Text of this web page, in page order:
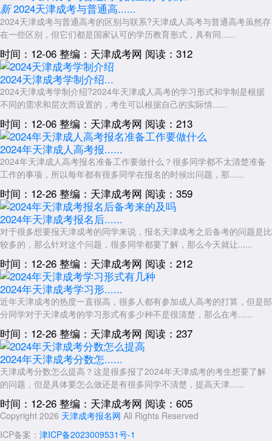
新 2024天津成考与普通高......
2024天津成考与普通高考的区别与联系?天津成人高考与普通高考虽然存
在一些区别，但它们都是国家认可的学历教育形式，具有同......
时间：12-06 整编：天津成考网 阅读：312
2024天津成考学制介绍...
2024天津成考学制介绍?2024年天津成人高考的学习形式和学制是根据
不同的需求和层次而设置的，考生可以根据自己的实际情......
时间：12-06 整编：天津成考网 阅读：213
2024年天津成人高考报......
2024年天津成人高考报名准备工作要做什么？很多同学都不太清楚准备
工作的事项，所以每年都有很多同学在报名的时候出问题，那......
时间：12-26 整编：天津成考网 阅读：359
2024年天津成考报名后......
对于很多想要报天津成考的同学来说，报名天津成考之后备考的问题是比
较多的，那么针对这个问题，很多同学都要了解，那么今天就让......
时间：12-26 整编：天津成考网 阅读：212
2024年天津成考学习形......
近年天津成考的热度一直很高，很多人都有参加成人高考的打算，但是部
分同学对于天津成考的学习形式有多少种不是很清楚，那么在考......
时间：12-26 整编：天津成考网 阅读：237
2024年天津成考分数怎......
天津成考分数怎么提高？这是很多报了2024年天津成考的考生想要了解
的问题，但是具体要怎么做还是有很多同学不清楚，提高天津......
时间：12-26 整编：天津成考网 阅读：605
Copyright 2026 天津成考报名网 All Rights Reserved
ICP备案： 津ICP备2023009531号-1